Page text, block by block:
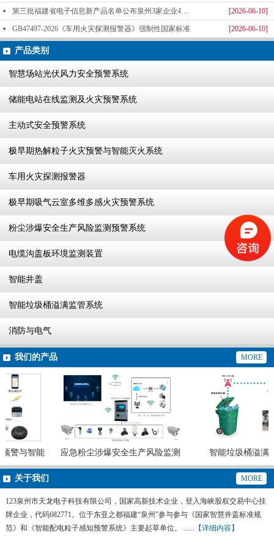
[2026-06-10]
第三批福建省电子信息新产品名单公布泉州3家企业4款产品成功入选-泉州天龙科技
[2026-06-10]
GB47497-2026《车用火灾探测报警器》强制性国家标准
产品类别
智慧场站光伏风力安全预警系统
储能电站在线监测及火灾预警系统
主动式安全预警系统
极早期热解粒子火灾预警与智能灭火系统
车用火灾探测报警器
极早期吸气云室多维多感火灾预警系统
粉尘涉爆安全生产风险监测预警系统
电缆沟盖板环境监测装置
智能井盖
智能垃圾桶溢满监管系统
消防与电气
我们的产品 MORE
警与智能
应急粉尘涉爆安全生产风险监测
预警系统
智能垃圾桶溢满
关于我们 MORE
123泉州市天龙电子科技有限公司，国家高新技术企业，登入海峡股权交易中心挂
牌企业，代码682771。位于东亚之都福建“泉州”参与参与《国家智慧井盖标准规
范》和《智能配电粒子感知预警系统》主要起草单位。 ...... 【详细内容】